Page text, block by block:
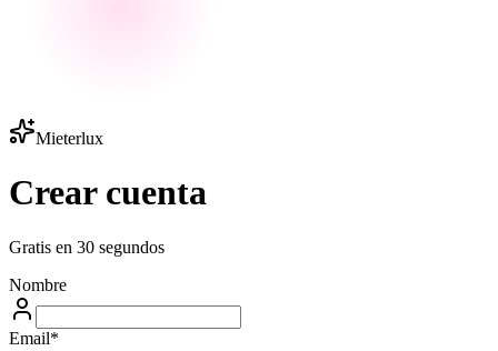
Mieterlux
Crear cuenta
Gratis en 30 segundos
Nombre
Email*